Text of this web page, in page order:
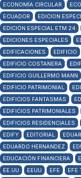
ECONOMÍA CIRCULAR
ECUADOR
EDICION
EDICIÓN ESPECIAL ETM 24
EDICIONES ESPECIALES
EDIFICACIONES
EDIFICIO
EDIFICIO COSTANERA
EDIFICIO GUILLERMO MANN
EDIFICIO PATRIMONIAL
EDIFICIOS FANTASMAS
EDIFICIOS PATRIMONIALES
EDIFICIOS RESIDENCIALES
EDIFY
EDITORIAL
EDUARDO HERNANDEZ
EDUCACIÓN FINANCIERA
EE.UU
EEUU EFE EFE